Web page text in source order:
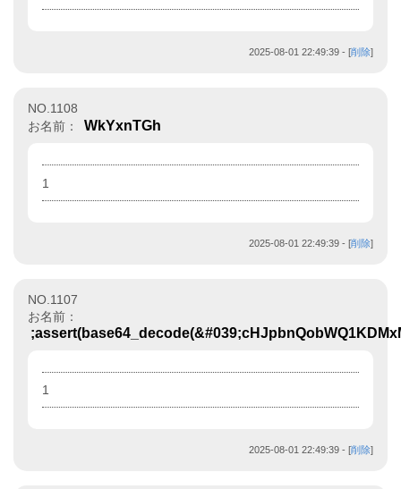
2025-08-01 22:49:39 - [削除]
NO.1108
お名前：
WkYxnTGh
1
2025-08-01 22:49:39 - [削除]
NO.1107
お名前：
1
2025-08-01 22:49:39 - [削除]